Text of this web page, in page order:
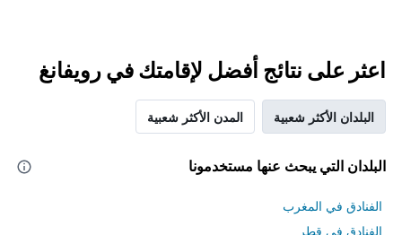
اعثر على نتائج أفضل لإقامتك في رويفانغ
البلدان الأكثر شعبية المدن الأكثر شعبية
البلدان التي يبحث عنها مستخدمونا
الفنادق في المغرب
الفنادق في قطر